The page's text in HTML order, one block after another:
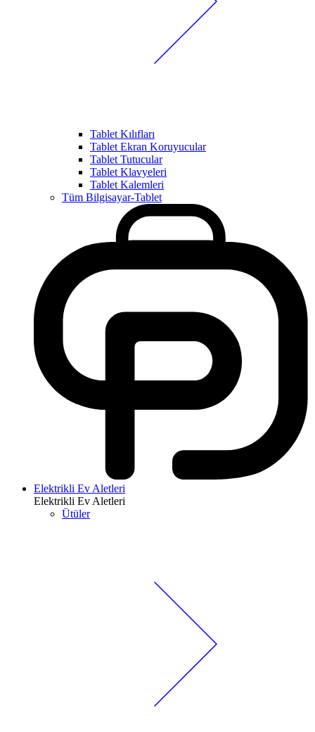
Tablet Kılıfları
Tablet Ekran Koruyucular
Tablet Tutucular
Tablet Klavyeleri
Tablet Kalemleri
Tüm Bilgisayar-Tablet
Elektrikli Ev Aletleri
Elektrikli Ev Aletleri
Ütüler